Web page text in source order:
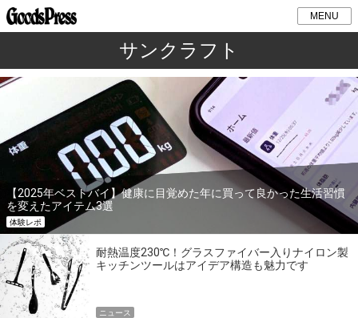
MENU
サンクラフト
【2025年ベストバイ】健康に目覚めた年に買って良かった生活習慣
を変えたアイテム3選
体験レポ
耐熱温度230℃！グラスファイバー入りナイロン製
キッチンツールはアイデア構造も魅力です
ニュース